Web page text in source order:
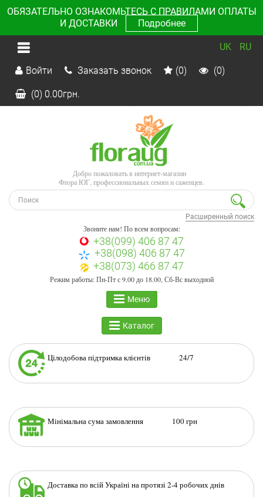
ОБЯЗАТЕЛЬНО ОЗНАКОМЬТЕСЬ С ПРАВИЛАМИ ОПЛАТЫ
И ДОСТАВКИ
Подробнее
UK RU
Войти Заказать звонок (0) (0)
(0) 0.00грн.
Добро пожаловать в интернет-магазин
Флора ЮГ, профессиональных семян и саженцев.
Расширенный поиск
Звоните нам! По всем вопросам:
+38(099) 406 87 47
+38(098) 406 87 47
+38(073) 466 87 47
Режим работы: Пн-Пт с 9.00 до 18.00, Сб-Вс выходной
Меню
Каталог
Цілодобова підтримка клієнтів 24/7
Мінімальна сума замовлення 100 грн
Доставка по всій Україні на протязі 2-4 робочих днів